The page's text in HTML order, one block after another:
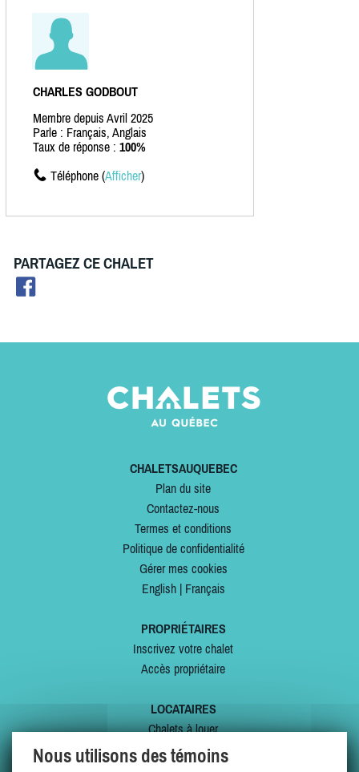
CHARLES GODBOUT
Membre depuis Avril 2025
Parle : Français, Anglais
Taux de réponse : 100%
Téléphone (Afficher)
PARTAGEZ CE CHALET
CHALETSAUQUEBEC
Plan du site
Contactez-nous
Termes et conditions
Politique de confidentialité
Gérer mes cookies
English| Français
PROPRIÉTAIRES
Inscrivez votre chalet
Accès propriétaire
LOCATAIRES
Chalets à louer
Chalets à vendre
Nous utilisons des témoins